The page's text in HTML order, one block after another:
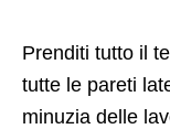
Prenditi tutto il
tutte le pareti
minuzia delle